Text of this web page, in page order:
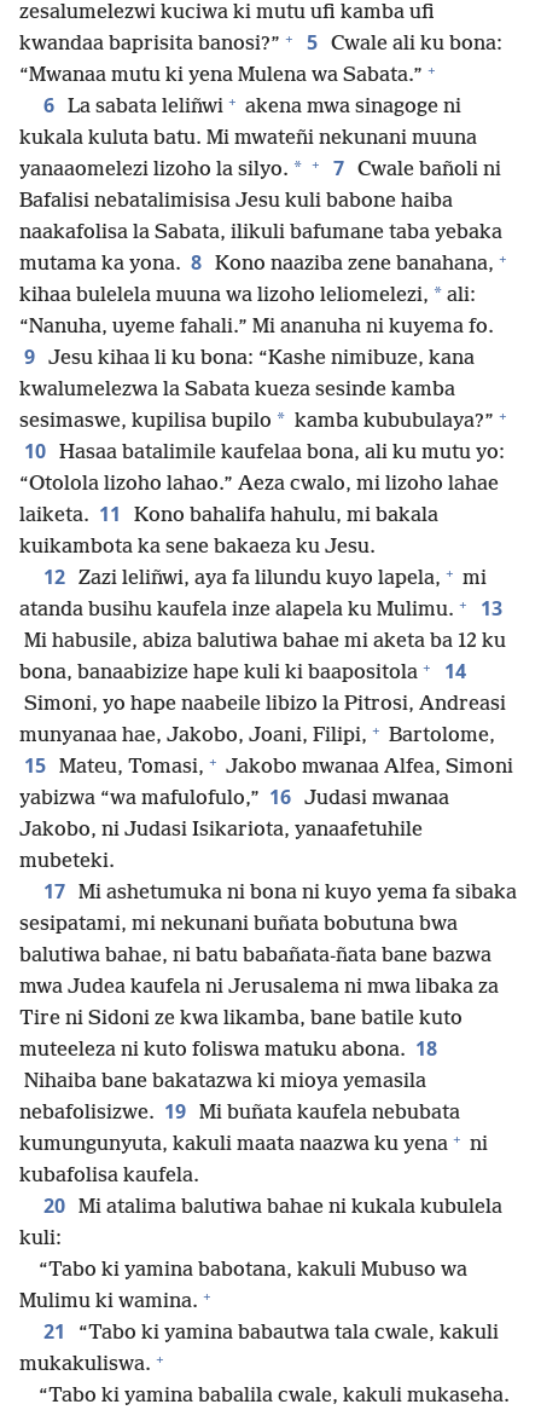
zesalumelezwi kuciwa ki mutu ufi kamba ufi
kwandaa baprisita banosi?” + 5 Cwale ali ku bona:
“Mwanaa mutu ki yena Mulena wa Sabata.” +
6 La sabata leliñwi + akena mwa sinagoge ni
kukala kuluta batu. Mi mwateñi nekunani muuna
yanaaomelezi lizoho la silyo. * + 7 Cwale bañoli ni
Bafalisi nebatalimisisa Jesu kuli babone haiba
naakafolisa la Sabata, ilikuli bafumane taba yebaka
mutama ka yona. 8 Kono naaziba zene banahana, +
kihaa bulelela muuna wa lizoho leliomelezi, * ali:
“Nanuha, uyeme fahali.” Mi ananuha ni kuyema fo.
9 Jesu kihaa li ku bona: “Kashe nimibuze, kana
kwalumelezwa la Sabata kueza sesinde kamba
sesimaswe, kupilisa bupilo * kamba kububulaya?” +
10 Hasaa batalimile kaufelaa bona, ali ku mutu yo:
“Otolola lizoho lahao.” Aeza cwalo, mi lizoho lahae
laiketa. 11
Kono bahalifa hahulu, mi bakala
kuikambota ka sene bakaeza ku Jesu.
12 Zazi leliñwi, aya fa lilundu kuyo lapela, + mi
atanda busihu kaufela inze alapela ku Mulimu. + 13
Mi habusile, abiza balutiwa bahae mi aketa ba 12 ku
bona, banaabizize hape kuli ki baapositola + 14
Simoni, yo hape naabeile libizo la Pitrosi, Andreasi
munyanaa hae, Jakobo, Joani, Filipi, + Bartolome,
15 Mateu, Tomasi, + Jakobo mwanaa Alfea, Simoni
yabizwa “wa mafulofulo,” 16 Judasi mwanaa
Jakobo, ni Judasi Isikariota, yanaafetuhile
mubeteki.
17 Mi ashetumuka ni bona ni kuyo yema fa sibaka
sesipatami, mi nekunani buñata bobutuna bwa
balutiwa bahae, ni batu babañata-ñata bane bazwa
mwa Judea kaufela ni Jerusalema ni mwa libaka za
Tire ni Sidoni ze kwa likamba, bane batile kuto
muteeleza ni kuto foliswa matuku abona. 18
Nihaiba bane bakatazwa ki mioya yemasila
nebafolisizwe. 19 Mi buñata kaufela nebubata
kumungunyuta, kakuli maata naazwa ku yena + ni
kubafolisa kaufela.
20 Mi atalima balutiwa bahae ni kukala kubulela
kuli:
“Tabo ki yamina babotana, kakuli Mubuso wa
Mulimu ki wamina. +
21
“Tabo ki yamina babautwa tala cwale, kakuli
mukakuliswa. +
“Tabo ki yamina babalila cwale, kakuli mukaseha.